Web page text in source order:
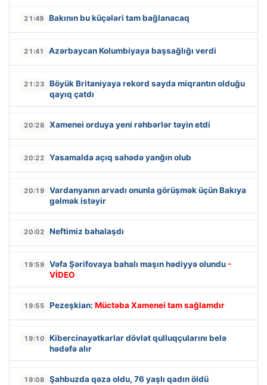
21:49 Bakının bu küçələri tam bağlanacaq
21:41 Azərbaycan Kolumbiyaya başsağlığı verdi
21:23
Böyük Britaniyaya rekord sayda miqrantın olduğu
qayıq çatdı
20:28 Xamenei orduya yeni rəhbərlər təyin etdi
20:22 Yasamalda açıq sahədə yanğın olub
20:19
Vardanyanın arvadı onunla görüşmək üçün Bakıya
gəlmək istəyir
20:02 Neftimiz bahalaşdı
19:59 Vəfa Şərifovaya bahalı maşın hədiyyə olundu -
VİDEO
19:55 Pezeşkian: Müctəba Xamenei tam sağlamdır
19:10
Kibercinayətkarlar dövlət qulluqçularını belə
hədəfə alır
19:08 Şahbuzda qəza oldu, 76 yaşlı qadın öldü